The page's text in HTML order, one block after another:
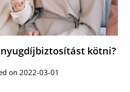
kötni?
on 2022-03-01